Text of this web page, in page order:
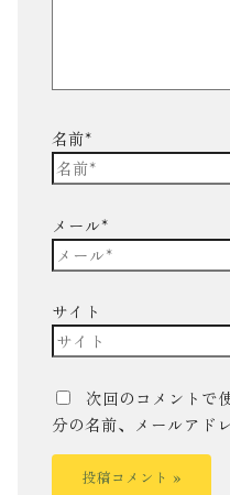
名前*
メール*
サイト
次回のコメントで
分の名前、メールアド